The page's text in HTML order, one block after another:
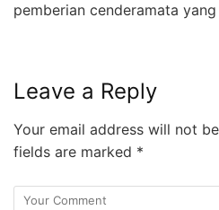
pemberian cenderamata
Leave a Reply
Your email address will not
fields are marked *